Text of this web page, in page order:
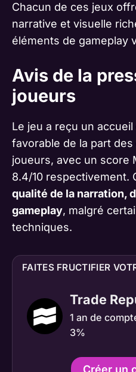
Chacun de ces jeux
narrative et visuelle
éléments de gameplay
Avis de la
joueurs
Le jeu a reçu un
favorable de la part
joueurs, avec un score
8.4/10 respectivement.
qualité de la narration,
gameplay, malgré
techniques​​.
FAITES FRUCTIFIER
Trade
1 an de
3%
Créer un